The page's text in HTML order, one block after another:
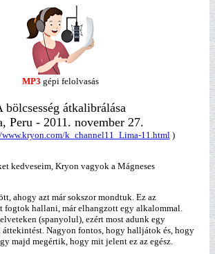
MP3 gépi felolvasás
bölcsesség átkalibrálása
Peru - 2011. november 27.
k_channel11_Lima-11.html)
kedveseim, Kryon vagyok a Mágneses
ahogy azt már sokszor mondtuk. Ez az
fogtok hallani, már elhangzott egy alkalommal.
(spanyolul), ezért most adunk egy
Nagyon fontos, hogy halljátok és, hogy
majd megértik, hogy mit jelent ez az egész.